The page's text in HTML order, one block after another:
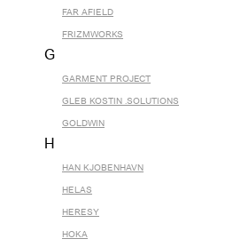
FAR AFIELD
FRIZMWORKS
G
GARMENT PROJECT
GLEB KOSTIN .SOLUTIONS
GOLDWIN
H
HAN KJOBENHAVN
HELAS
HERESY
HOKA